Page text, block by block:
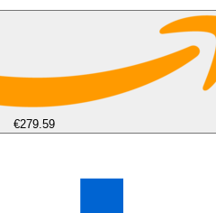
€279.59